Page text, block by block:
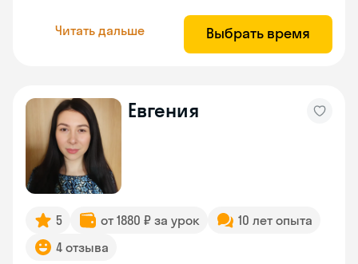
Читать дальше Выбрать время
Евгения
5 от 1880 ₽ за урок
10 лет опыта
4 отзыва